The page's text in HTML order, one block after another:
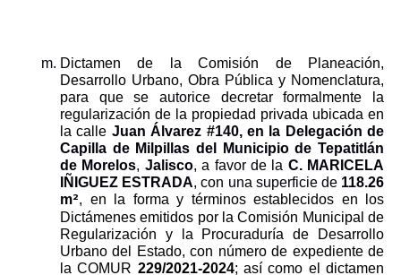
Dictamen de la Comisión de Planeación,
Desarrollo Urbano, Obra Pública y Nomenclatura,
para que se autorice decretar formalmente la
regularización de la propiedad privada ubicada en
la calle Juan Álvarez #140, en la Delegación de
Capilla de Milpillas del Municipio de Tepatitlán
de Morelos, Jalisco, a favor de la C. MARICELA
IÑIGUEZ ESTRADA, con una superficie de 118.26
m2, en la forma y términos establecidos en los
Dictámenes emitidos por la Comisión Municipal de
Regularización y la Procuraduría de Desarrollo
Urbano del Estado, con número de expediente de
la COMUR 229/2021-2024; así como el dictamen